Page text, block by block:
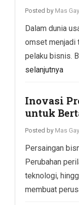
Posted by Mas
Dalam dunia
omset menjadi
pelaku bisnis.
selanjutnya
Inovasi
untuk
Posted by Mas
Persaingan
Perubahan
teknologi,
membuat